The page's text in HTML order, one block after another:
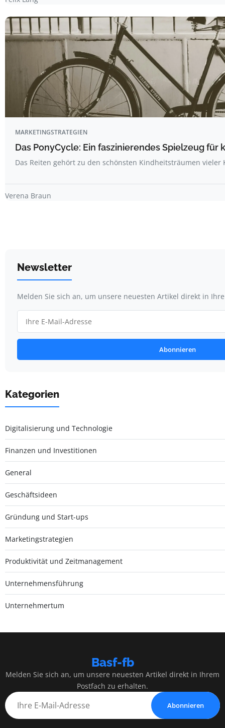
MARKETINGSTRATEGIEN
Das PonyCycle: Ein faszinierendes Spielzeug
Das Reiten gehört zu den schönsten Kindheitsträumen vieler
Verena Braun
Newsletter
Melden Sie sich an, um unsere neuesten Artikel direkt in
Abonnieren
Kategorien
Digitalisierung und Technologie
Finanzen und Investitionen
General
Geschäftsideen
Gründung und Start-ups
Marketingstrategien
Produktivität und Zeitmanagement
Unternehmensführung
Unternehmertum
Basf-fb
Melden Sie sich an, um unsere neuesten Artikel direkt in Ihrem
Postfach zu erhalten.
Abonnieren